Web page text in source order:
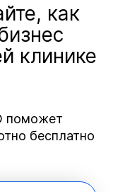
как
клинике
поможет
бесплатно